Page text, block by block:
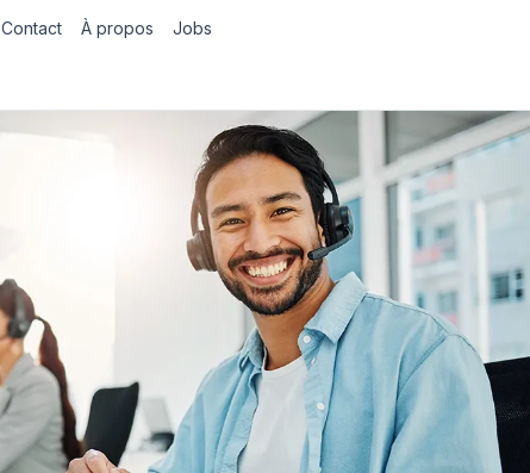
Contact À propos Jobs